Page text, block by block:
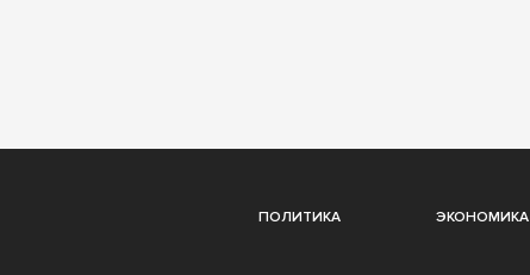
ПОЛИТИКА ЭКОНОМИКА